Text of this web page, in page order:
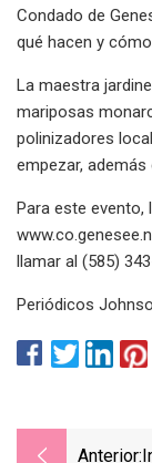
Condado de
qué hacen y
La maestra
mariposas
polinizadores
empezar,
Para este evento,
llamar al (585)
Periódicos
Anterior: